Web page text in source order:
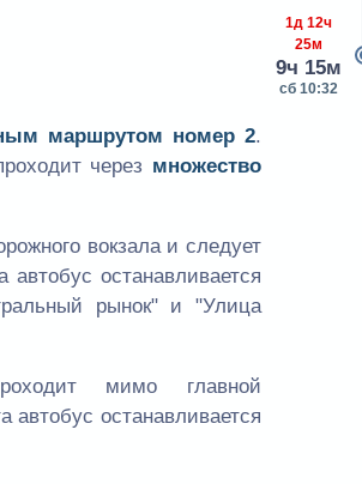
маршрутом номер 2.
через множество
вокзала и следует
останавливается
рынок" и "Улица
мимо главной
автобус останавливается
1д 12ч
25м
9ч 15м
сб 10:32